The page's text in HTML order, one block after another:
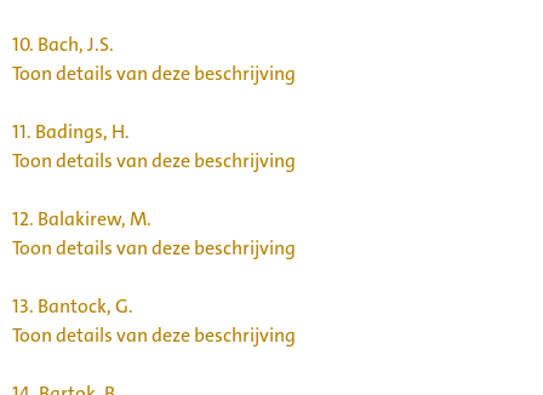
10. Bach, J.S.
Toon details van deze beschrijving
11. Badings, H.
Toon details van deze beschrijving
12. Balakirew, M.
Toon details van deze beschrijving
13. Bantock, G.
Toon details van deze beschrijving